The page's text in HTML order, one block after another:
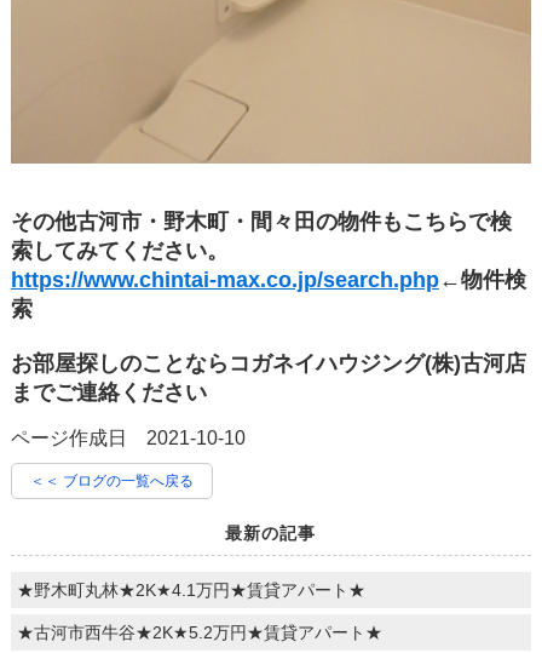
その他古河市・野木町・間々田の物件もこちらで検
索してみてください。
https://www.chintai-max.co.jp/search.php←物件検
索
お部屋探しのことならコガネイハウジング(株)古河店
までご連絡ください
ページ作成日 2021-10-10
＜＜ ブログの一覧へ戻る
最新の記事
★野木町丸林★2K★4.1万円★賃貸アパート★
★古河市西牛谷★2K★5.2万円★賃貸アパート★